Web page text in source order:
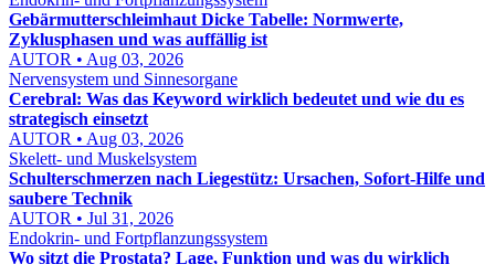
Gebärmutterschleimhaut Dicke Tabelle: Normwerte,
Zyklusphasen und was auffällig ist
AUTOR • Aug 03, 2026
Nervensystem und Sinnesorgane
Cerebral: Was das Keyword wirklich bedeutet und wie du es
strategisch einsetzt
AUTOR • Aug 03, 2026
Skelett- und Muskelsystem
Schulterschmerzen nach Liegestütz: Ursachen, Sofort-Hilfe und
saubere Technik
AUTOR • Jul 31, 2026
Endokrin- und Fortpflanzungssystem
Wo sitzt die Prostata? Lage, Funktion und was du wirklich